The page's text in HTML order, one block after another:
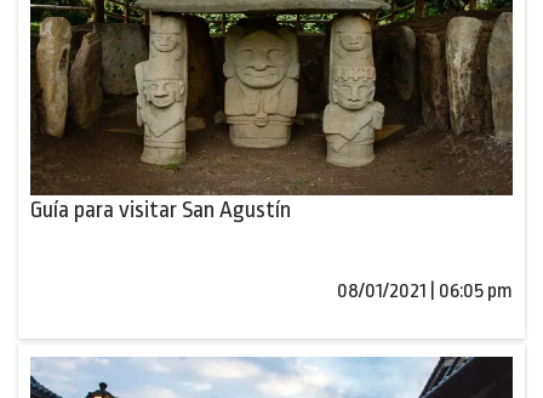
Guía para visitar San Agustín
08/01/2021 | 06:05 pm